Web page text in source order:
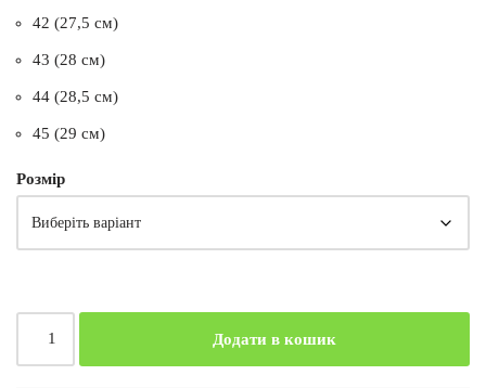
42 (27,5 см)
43 (28 см)
44 (28,5 см)
45 (29 см)
Розмір
Додати в кошик